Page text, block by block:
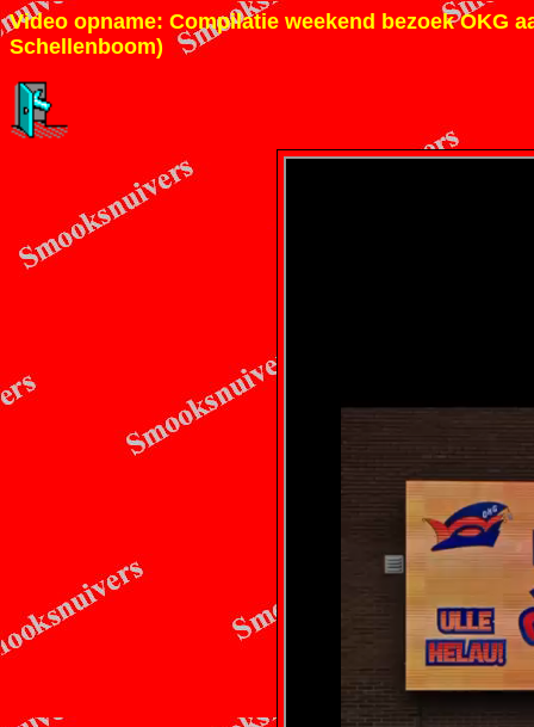
Video opname: Compilatie weekend bezoek OKG
Schellenboom)